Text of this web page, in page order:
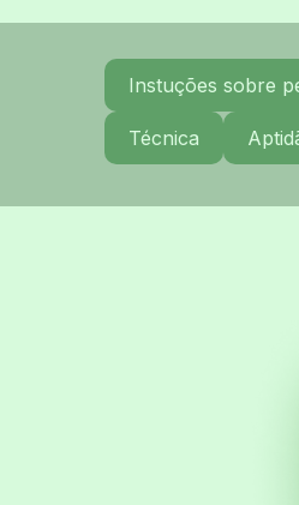
Instuções sobre
Técnica